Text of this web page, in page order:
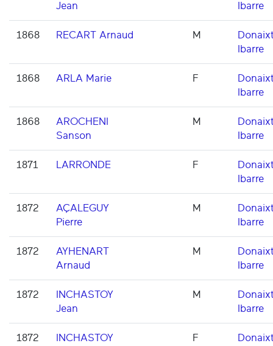
Jean
Ibarre
1868 RECART Arnaud M
Ibarre
1868 ARLA Marie F
Ibarre
1868
AROCHENI
Sanson
M
Ibarre
1871 LARRONDE F
Ibarre
1872
AÇALEGUY
Pierre
M
Ibarre
1872
AYHENART
Arnaud
M
Ibarre
1872
INCHASTOY
Jean
M
Ibarre
1872
INCHASTOY
F